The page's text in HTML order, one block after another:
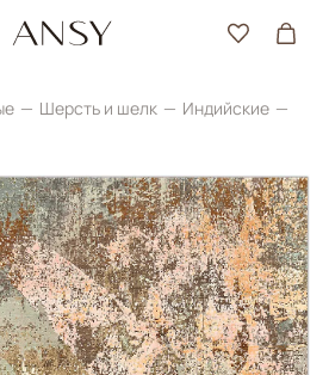
Шерсть и шелк
Индийские